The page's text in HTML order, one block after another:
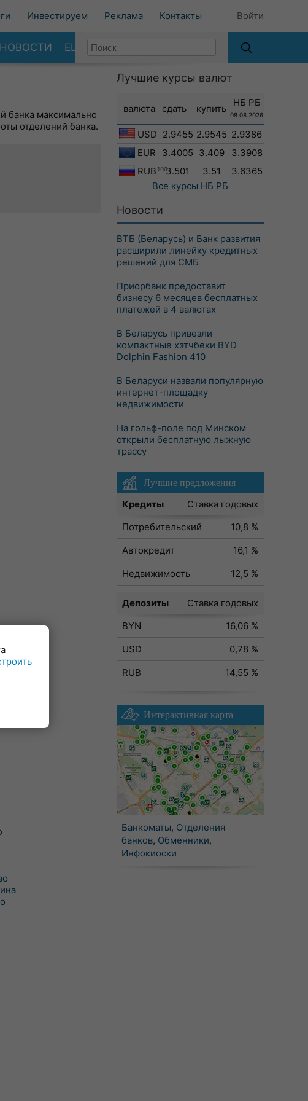
Инвестируем Реклама Контакты Войти
НОВОСТИ ЕЩЕ
банка максимально
отделений банка.
Лучшие курсы валют
валюта сдать купить
НБ РБ
08.08.2026
USD 2.9455 2.9545 2.9386
EUR
3.4005 3.409
3.3908
RUB 1003.501 3.51
3.6365
Все курсы НБ РБ
Новости
ВТБ (Беларусь) и Банк развития
расширили линейку кредитных
решений для СМБ
Приорбанк предоставит
бизнесу 6 месяцев бесплатных
платежей в 4 валютах
В Беларусь привезли
компактные хэтчбеки BYD
Dolphin Fashion 410
В Беларуси назвали популярную
интернет-площадку
недвижимости
На гольф-поле под Минском
открыли бесплатную лыжную
трассу
Лучшие предложения
Кредиты
Ставка годовых
Потребительский
10,8 %
Автокредит
16,1 %
Недвижимость
12,5 %
Депозиты
Ставка годовых
BYN
16,06 %
USD
0,78 %
RUB
14,55 %
Интерактивная карта
Банкоматы, Отделения
банков, Обменники,
Инфокиоски